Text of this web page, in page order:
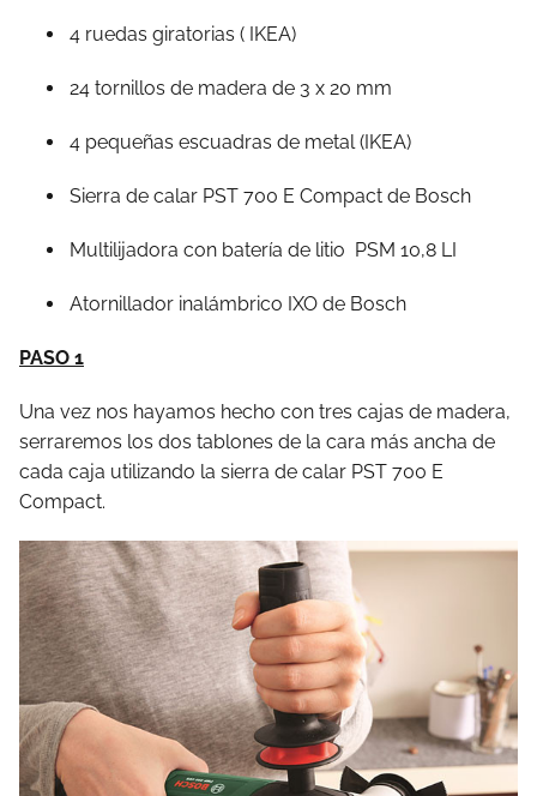
4 ruedas giratorias ( IKEA)
24 tornillos de madera de 3 x 20 mm
4 pequeñas escuadras de metal (IKEA)
Sierra de calar PST 700 E Compact de Bosch
Multilijadora con batería de litio PSM 10,8 LI
Atornillador inalámbrico IXO de Bosch
PASO 1
Una vez nos hayamos hecho con tres cajas de madera,
serraremos los dos tablones de la cara más ancha de
cada caja utilizando la sierra de calar PST 700 E
Compact.